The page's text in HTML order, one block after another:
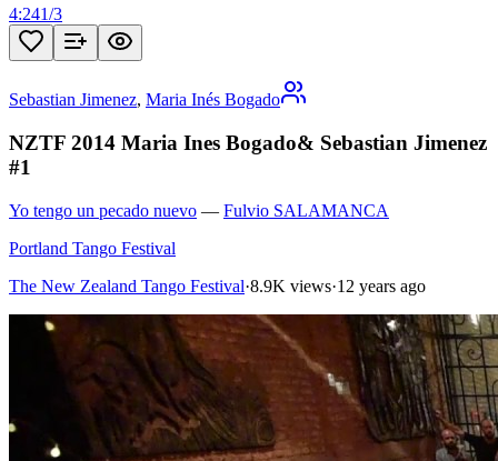
4:241/3
Sebastian Jimenez, Maria Inés Bogado
NZTF 2014 Maria Ines Bogado& Sebastian Jimenez
#1
Yo tengo un pecado nuevo — Fulvio SALAMANCA
Portland Tango Festival
The New Zealand Tango Festival·8.9K views·12 years ago